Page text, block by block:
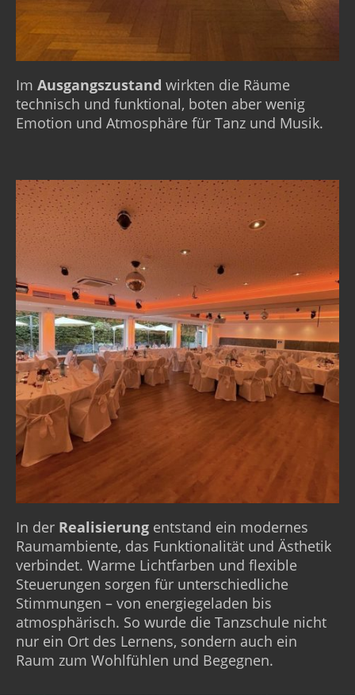
Im Ausgangszustand wirkten die Räume
technisch und funktional, boten aber wenig
Emotion und Atmosphäre für Tanz und Musik.
In der Realisierung entstand ein modernes
Raumambiente, das Funktionalität und Ästhetik
verbindet. Warme Lichtfarben und flexible
Steuerungen sorgen für unterschiedliche
Stimmungen – von energiegeladen bis
atmosphärisch. So wurde die Tanzschule nicht
nur ein Ort des Lernens, sondern auch ein
Raum zum Wohlfühlen und Begegnen.